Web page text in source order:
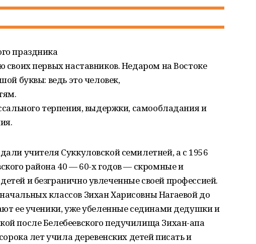
праздника
первых наставников. Недаром на Востоке
буквы: ведь это человек,
терпения, выдержки, самообладания и
учителя Суккуловской семилетней, а с 1956
района 40 — 60-х годов — скромные и
и безгранично увлеченные своей профессией.
классов Зихан Харисовны Нагаевой до
ее ученики, уже убеленные сединами дедушки и
после Белебеевского педучилища Зихан-апа
лет учила деревенских детей писать и